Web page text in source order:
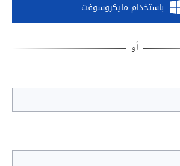
باستخدام مايكروسوفت